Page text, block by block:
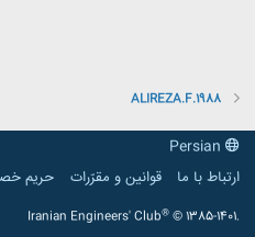
ALIREZA.F.1988
ارتباط با ما
قوانین و مقرّرات حریم
Iranian Engineers' Club® © 1385-1401.